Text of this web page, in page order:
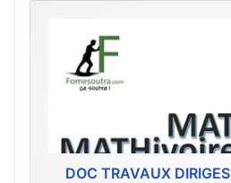
DOC TRAVAUX